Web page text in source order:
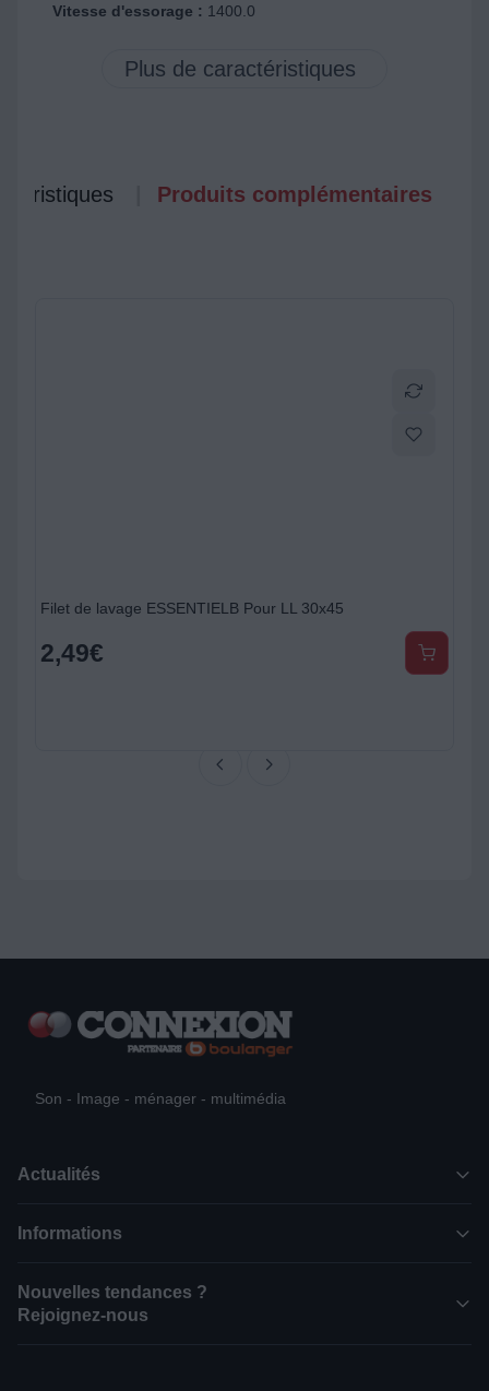
Vitesse d'essorage : 1400.0
Produits complémentaires
Filet de lavage ESSENTIELB Pour LL 30x45
2,49€
Son - Image - ménager - multimédia
Actualités
Informations
Nouvelles tendances ?
Rejoignez-nous